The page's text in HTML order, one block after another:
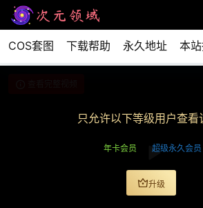
COS套图 下载帮助 永久地址 本
只允许以下等级用户查看
年卡会员 超级永久会员
升级